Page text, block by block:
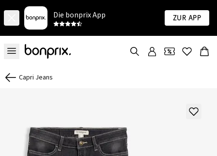
Die bonprix App Zur App
Capri Jeans